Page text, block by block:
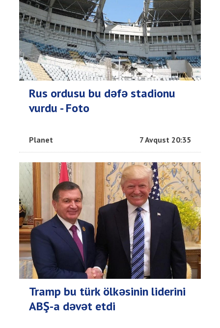
Rus ordusu bu dəfə stadionu
vurdu - Foto
Planet 7 Avqust 20:35
Tramp bu türk ölkəsinin liderini
ABŞ-a dəvət etdi